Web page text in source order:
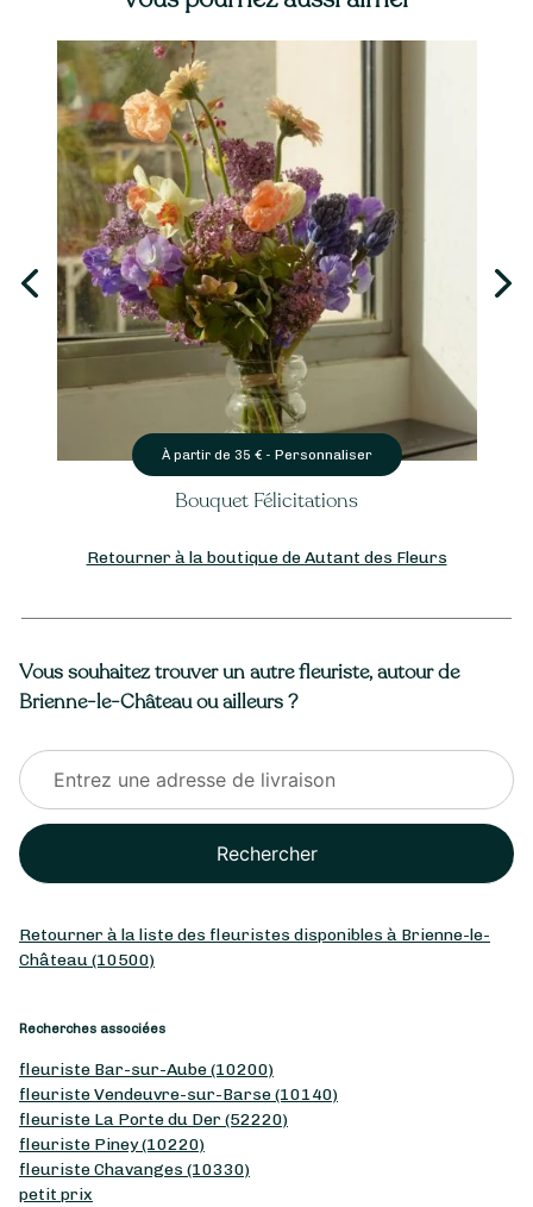
À partir de 35 € - Personnaliser
Bouquet Félicitations
Retourner à la boutique de Autant des Fleurs
Vous souhaitez trouver un autre fleuriste, autour de
Brienne-le-Château ou ailleurs ?
Rechercher
Retourner à la liste des fleuristes disponibles à Brienne-le-
Château (10500)
Recherches associées
fleuriste Bar-sur-Aube (10200)
fleuriste Vendeuvre-sur-Barse (10140)
fleuriste La Porte du Der (52220)
fleuriste Piney (10220)
fleuriste Chavanges (10330)
petit prix